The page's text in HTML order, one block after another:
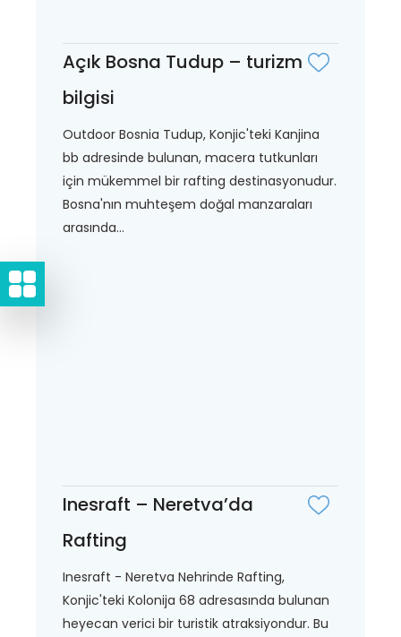
Açık Bosna Tudup – turizm
bilgisi
Outdoor Bosnia Tudup, Konjic'teki Kanjina
bb adresinde bulunan, macera tutkunları
için mükemmel bir rafting destinasyonudur.
Bosna'nın muhteşem doğal manzaraları
arasında...
Inesraft – Neretva’da
Rafting
Inesraft - Neretva Nehrinde Rafting,
Konjic'teki Kolonija 68 adresasında bulunan
heyecan verici bir turistik atraksiyondur. Bu